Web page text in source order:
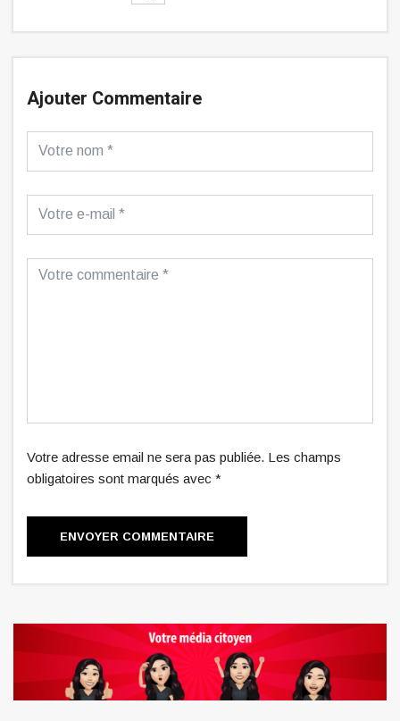
Ajouter Commentaire
Votre adresse email ne sera pas publiée. Les champs
obligatoires sont marqués avec *
ENVOYER COMMENTAIRE